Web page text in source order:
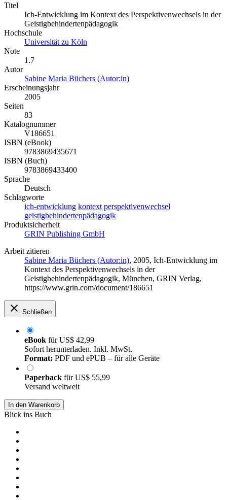
Titel
Ich-Entwicklung im Kontext des Perspektivenwechsels in der
Geistigbehindertenpädagogik
Hochschule
Universität zu Köln
Note
1.7
Autor
Sabine Maria Büchers (Autor:in)
Erscheinungsjahr
2005
Seiten
83
Katalognummer
V186651
ISBN (eBook)
9783869435671
ISBN (Buch)
9783869433400
Sprache
Deutsch
Schlagworte
ich-entwicklung kontext perspektivenwechsel
geistigbehindertenpädagogik
Produktsicherheit
GRIN Publishing GmbH
Arbeit zitieren
Sabine Maria Büchers (Autor:in), 2005, Ich-Entwicklung im
Kontext des Perspektivenwechsels in der
Geistigbehindertenpädagogik, München, GRIN Verlag,
https://www.grin.com/document/186651
Schließen
eBook fürUS$ 42,99
Sofort herunterladen. Inkl. MwSt.
Format: PDF und ePUB – für alle Geräte
Paperback fürUS$ 55,99
Versand weltweit
In den Warenkorb
Blick ins Buch